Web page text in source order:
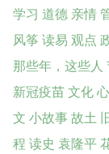
学习 道德亲情
风筝读易观点
那些年，这些人
新冠疫苗文化
文小故事故土
程读史袁隆平